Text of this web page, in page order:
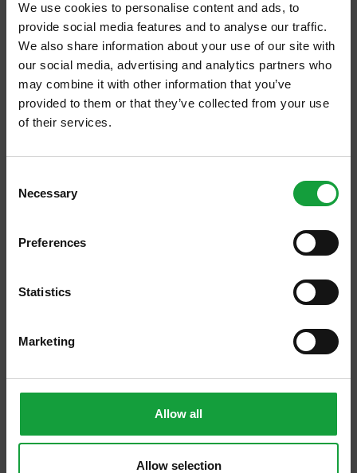
We use cookies to personalise content and ads, to
provide social media features and to analyse our traffic.
We also share information about your use of our site with
our social media, advertising and analytics partners who
may combine it with other information that you’ve
provided to them or that they’ve collected from your use
of their services.
Selection
Necessary
Preferences
Statistics
Marketing
Allow all
Allow selection
occhi nuovi il mestiere del pizzaiolo, un
mestiere che non trova, ancora oggi, una
qualifica professionale e che è diventato
l’obiettivo prioritario per Franco.
“Oggi sono cambiate molte cose dal nostro
primo incontro: ho 54 dipendenti in pizzeria,
ho raddoppiato il numero dei collaboratori e,
al contempo, ho diminuito le prenotazioni
giornaliere. Mi fermo a 400, mentre prima
arrivavo a cinquecento, seicento. Ho fatto
questa scelta per soddisfare sempre di più gli
ospiti che vengono qui anche da distanze
notevoli. Non c’è quasi più la fila nel vicolo
che era scenografica ma non aveva più molto
senso tenere le cose così. L’ospite viene
prima di ogni altra cosa e, per me, sarà
ISCRIVITI ALLA NEWSLETTER
Resta aggiornato su tutte le ultime novita nel campo